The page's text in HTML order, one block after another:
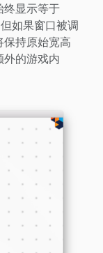
终显示等于
如果窗口被调
持原始宽高
外的游戏内